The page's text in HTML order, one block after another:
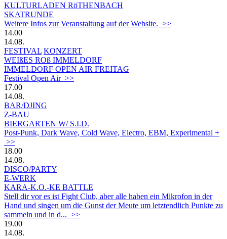
KULTURLADEN RöTHENBACH
SKATRUNDE
Weitere Infos zur Veranstaltung auf der Website. >>
14.00
14.08.
FESTIVAL KONZERT
WEIßES ROß IMMELDORF
IMMELDORF OPEN AIR FREITAG
Festival Open Air >>
17.00
14.08.
BAR/DJING
Z-BAU
BIERGARTEN W/ S.I.D.
Post-Punk, Dark Wave, Cold Wave, Electro, EBM, Experimental +
>>
18.00
14.08.
DISCO/PARTY
E-WERK
KARA-K.O.-KE BATTLE
Stell dir vor es ist Fight Club, aber alle haben ein Mikrofon in der
Hand und singen um die Gunst der Meute um letztendlich Punkte zu
sammeln und in d... >>
19.00
14.08.